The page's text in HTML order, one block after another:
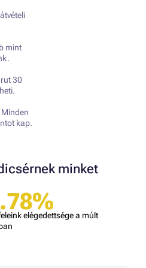
mint
30
Minden
kap.
minket
elégedettsége a múlt